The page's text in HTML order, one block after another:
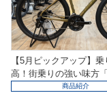
【5月ピックアップ】
高！街乗りの強い味方
商品紹介